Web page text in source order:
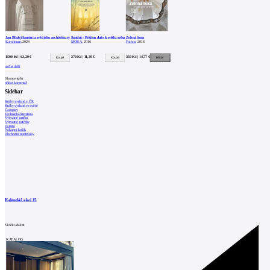
Jan Blažej Santini a svět jeho architektury
Karolinum, 2024
1500 Kč | 63,29 €
Santini - Peklem duše k světlu světa
MOBA , 2016
270 Kč | 11,39 €
Zelená hora
Foibos, 2016
350 Kč | 14,77 €
načíst další
0komentářů
přidat komentář
Sidebar
Knihy vydané v ČR
Knihy vydané ve světě
Časopisy
Technická literatura
Výtvarné umění
Výtvarné potřeby
Ostatní
Nákupní košík
Obchodní podmínky
Kalendář akcí 15
Vložit událost
KATALOG